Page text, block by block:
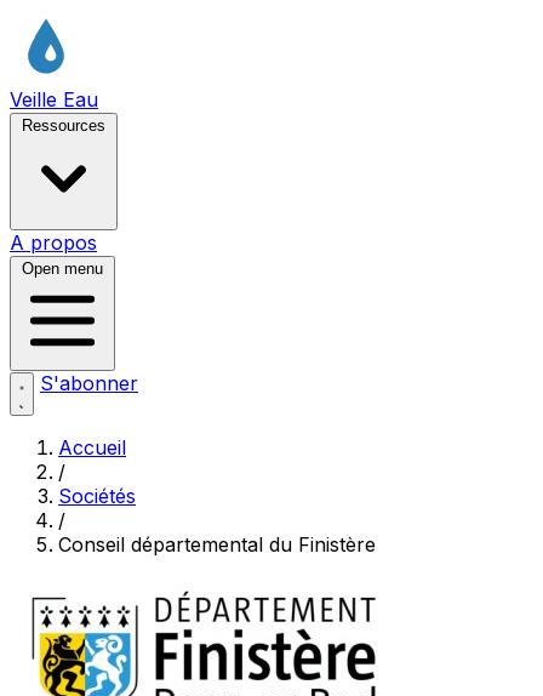
Veille Eau
Ressources
A propos
Open menu
S'abonner
Accueil
/
Sociétés
/
Conseil départemental du Finistère